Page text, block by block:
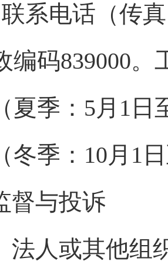
系电话（传
编码839000。
夏季：5月1日
冬季：10月1
督与投诉
法人或其他组